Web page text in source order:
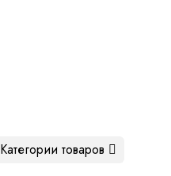
Категории товаров